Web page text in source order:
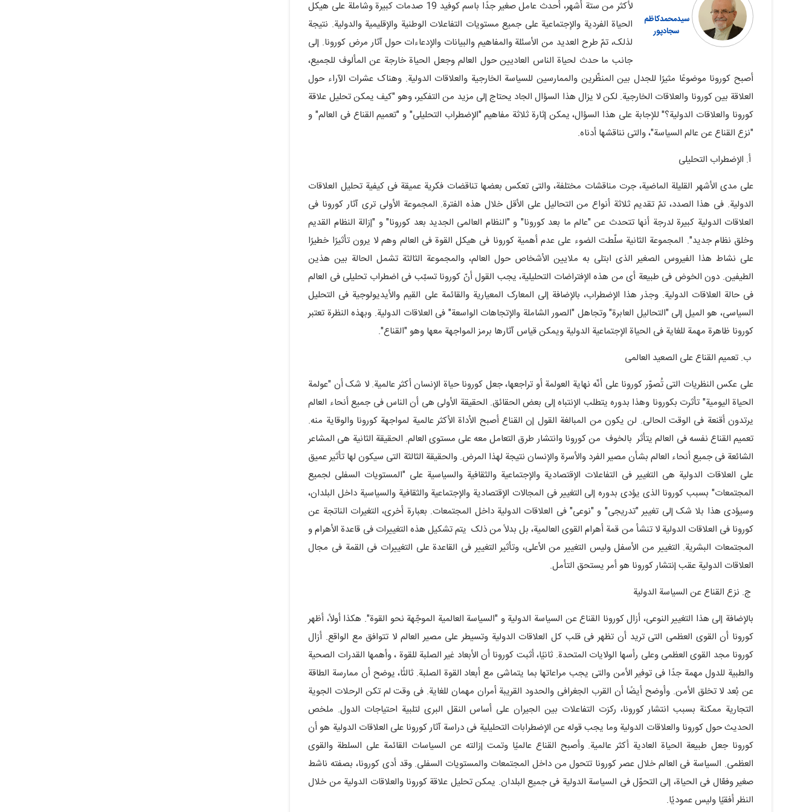
سیدمحمدکاظم
سجادپور
لأکثر من ستة أشهر، أحدث عامل صغیر جدًا باسم کوفید 19 صدمات کبیرة وشاملة على هیکل
الحیاة الفردیة والإجتماعیة على جمیع مستویات التفاعلات الوطنیة والإقلیمیة والدولیة. نتیجة
لذلک، تمّ طرح العدید من الأسئلة والمفاهیم والبیانات والإدعاءات حول آثار مرض کورونا. إلى
جانب ما حدث لحیاة الناس العادیین حول العالم وجعل الحیاة خارجة عن المألوف للجمیع،
أصبح کورونا موضوعًا مثیرًا للجدل بین المنظّرین والممارسین للسیاسة الخارجیة والعلاقات الدولیة. وهناک عشرات الآراء حول
العلاقة بین کورونا والعلاقات الخارجیة. لکن لا یزال هذا السؤال الجاد یحتاج إلى مزید من التفکیر، وهو "کیف یمکن تحلیل علاقة
کورونا والعلاقات الدولیة؟" للإجابة على هذا السؤال، یمکن إثارة ثلاثة مفاهیم "الإضطراب التحلیلی" و "تعمیم القناع فی العالم" و
"نزع القناع عن عالم السیاسة"، والتی نناقشها أدناه.
أ. الإضطراب التحلیلی
على مدى الأشهر القلیلة الماضیة، جرت مناقشات مختلفة، والتی تعکس بعضها تناقضات فکریة عمیقة فی کیفیة تحلیل العلاقات
الدولیة. فی هذا الصدد، تمّ تقدیم ثلاثة أنواع من التحالیل على الأقل خلال هذه الفترة. المجموعة الأولى ترى آثار کورونا فی
العلاقات الدولیة کبیرة لدرجة أنها تتحدث عن "عالم ما بعد کورونا" و "النظام العالمی الجدید بعد کورونا" و "إزالة النظام القدیم
وخلق نظام جدید". المجموعة الثانیة سلّطت الضوء على عدم أهمیة کورونا فی هیکل القوة فی العالم وهم لا یرون تأثیرًا خطیرًا
على نشاط هذا الفیروس الصغیر الذی ابتلی به ملایین الأشخاص حول العالم، والمجموعة الثالثة تشمل الحالة بین هذین
الطیفین. دون الخوض فی طبیعة أی من هذه الإفتراضات التحلیلیة، یجب القول أنّ کورونا تسبّب فی اضطراب تحلیلی فی العالم
فی حالة العلاقات الدولیة. وجذر هذا الإضطراب، بالإضافة إلى المعارک المعیاریة والقائمة على القیم والأیدیولوجیة فی التحلیل
السیاسی، هو المیل إلى "التحالیل العابرة" وتجاهل "الصور الشاملة والإتجاهات الواسعة" فی العلاقات الدولیة. وبهذه النظرة تعتبر
کورونا ظاهرة مهمة للغایة فی الحیاة الإجتماعیة الدولیة ویمکن قیاس آثارها برمز المواجهة معها وهو "القناع".
ب. تعمیم القناع على الصعید العالمی
على عکس النظریات التی تُصوّر کورونا على أنّه نهایة العولمة أو تراجعها، جعل کورونا حیاة الإنسان أکثر عالمیة. لا شک أن "عولمة
الحیاة الیومیة" تأثرت بکورونا وهذا بدوره یتطلب الإنتباه إلى بعض الحقائق. الحقیقة الأولى هی أن الناس فی جمیع أنحاء العالم
یرتدون أقنعة فی الوقت الحالی. لن یکون من المبالغة القول إن القناع أصبح الأداة الأکثر عالمیة لمواجهة کورونا والوقایة منه.
تعمیم القناع نفسه فی العالم یتأثر بالخوف من کورونا وانتشار طرق التعامل معه على مستوى العالم. الحقیقة الثانیة هی المشاعر
الشائعة فی جمیع أنحاء العالم بشأن مصیر الفرد والأسرة والإنسان نتیجة لهذا المرض. والحقیقة الثالثة التی سیکون لها تأثیر عمیق
على العلاقات الدولیة هی التغییر فی التفاعلات الإقتصادیة والإجتماعیة والثقافیة والسیاسیة على "المستویات السفلى لجمیع
المجتمعات" بسبب کورونا الذی یؤدی بدوره إلى التغییر فی المجالات الإقتصادیة والإجتماعیة والثقافیة والسیاسیة داخل البلدان،
وسیؤدی هذا بلا شک إلى تغییر "تدریجی" و "نوعی" فی العلاقات الدولیة داخل المجتمعات. بعبارة أخرى، التغیرات الناتجة عن
کورونا فی العلاقات الدولیة لا تنشأ من قمة أهرام القوى العالمیة، بل بدلاً من ذلک یتم تشکیل هذه التغییرات فی قاعدة الأهرام و
المجتمعات البشریة. التغییر من الأسفل ولیس التغییر من الأعلى، وتأثیر التغییر فی القاعدة على التغییرات فی القمة فی مجال
العلاقات الدولیة عقب إنتشار کورونا هو أمر یستحق التأمل.
ج. نزع القناع عن السیاسة الدولیة
بالإضافة إلى هذا التغییر النوعی، أزال کورونا القناع عن السیاسة الدولیة و "السیاسة العالمیة الموجّهة نحو القوة". هکذا أولاً، أظهر
کورونا أن القوى العظمى التی ترید أن تظهر فی قلب کل العلاقات الدولیة وتسیطر علی مصیر العالم لا تتوافق مع الواقع. أزال
کورونا مجد القوى العظمى وعلى رأسها الولایات المتحدة. ثانیًا، أثبت کورونا أن الأبعاد غیر الصلبة للقوة ، وأهمها القدرات الصحیة
والطبیة للدول مهمة جدًا فی توفیر الأمن والتی یجب مراعاتها بما یتماشى مع أبعاد القوة الصلبة. ثالثًا، یوضح أن ممارسة الطاقة
عن بُعد لا تخلق الأمن. وأوضح أیضًا أن القرب الجغرافی والحدود القریبة أمران مهمان للغایة. فی وقت لم تکن الرحلات الجویة
التجاریة ممکنة بسبب انتشار کورونا، رکزت التفاعلات بین الجیران على أساس النقل البری لتلبیة احتیاجات الدول. ملخص
الحدیث حول کورونا والعلاقات الدولیة وما یجب قوله عن الإضطرابات التحلیلیة فی دراسة آثار کورونا على العلاقات الدولیة هو أن
کورونا جعل طبیعة الحیاة العادیة أکثر عالمیة. وأصبح القناع عالمیًا وتمت إزالته عن السیاسات القائمة على السلطة والقوى
العظمى. السیاسة فی العالم خلال عصر کورونا تتحول من داخل المجتمعات والمستویات السفلى. وقد أدى کورونا، بصفته ناشط
صغیر وفعّال فی الحیاة، إلى التحوّل فی السیاسة الدولیة فی جمیع البلدان. یمکن تحلیل علاقة کورونا والعلاقات الدولیة من خلال
النظر أفقیًا ولیس عمودیًا.